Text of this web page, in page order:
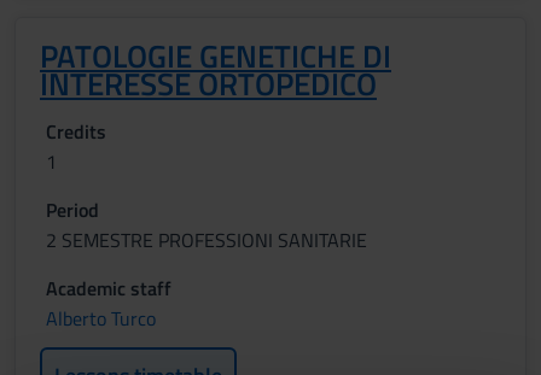
PATOLOGIE GENETICHE DI
INTERESSE ORTOPEDICO
Credits
1
Period
2 SEMESTRE PROFESSIONI SANITARIE
Academic staff
Alberto Turco